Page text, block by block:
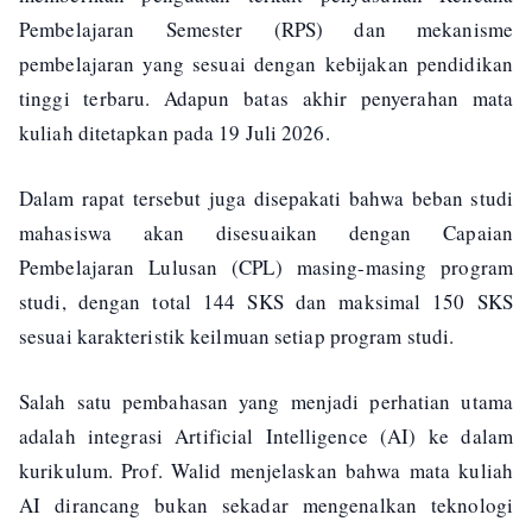
Pembelajaran Semester (RPS) dan mekanisme
pembelajaran yang sesuai dengan kebijakan pendidikan
tinggi terbaru. Adapun batas akhir penyerahan mata
kuliah ditetapkan pada 19 Juli 2026.
Dalam rapat tersebut juga disepakati bahwa beban studi
mahasiswa akan disesuaikan dengan Capaian
Pembelajaran Lulusan (CPL) masing-masing program
studi, dengan total 144 SKS dan maksimal 150 SKS
sesuai karakteristik keilmuan setiap program studi.
Salah satu pembahasan yang menjadi perhatian utama
adalah integrasi Artificial Intelligence (AI) ke dalam
kurikulum. Prof. Walid menjelaskan bahwa mata kuliah
AI dirancang bukan sekadar mengenalkan teknologi